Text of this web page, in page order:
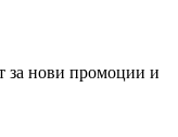
за нови промоции и